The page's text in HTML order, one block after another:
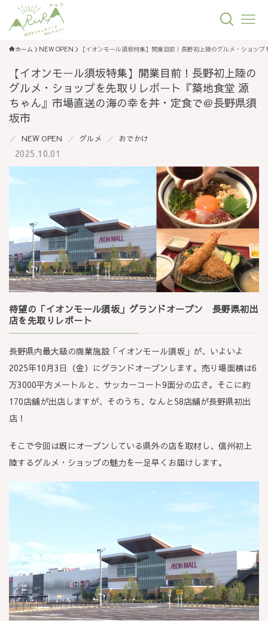
ホーム NEW OPEN 【イオンモール須坂特集】開業目前！長野初上陸のグルメ・ショッ
【イオンモール須坂特集】開業目前！長野初上陸の
グルメ・ショップを先取りレポート『築地食堂 源
ちゃん』市場直送の海の幸を丼・定食で＠長野県須
坂市
NEW OPEN グルメ おでかけ
2025.10.01
待望の「イオンモール須坂」グランドオープン 長野県初出
店を先取りレポート
長野県内最大級の商業施設「イオンモール須坂」が、いよいよ
2025年10月3日（金）にグランドオープンします。売り場面積は6
万3000平方メートルと、サッカーコート9面分の広さ。そこに約
170店舗が出店しますが、そのうち、なんと58店舗が長野県初出
店！
そこで今回は既にオープンしている県外の店を取材し、信州初上
陸するグルメ・ショップの魅力を一足早くお届けします。